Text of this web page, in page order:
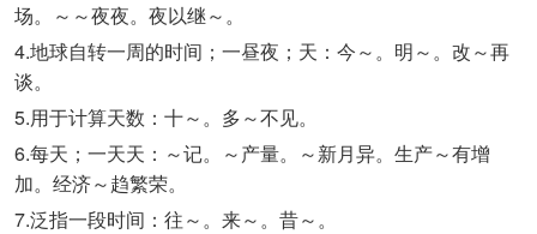
场。～～夜夜。夜以继～。
4.地球自转一周的时间；一昼夜；天 ：今～。明～。改～再
谈。
5.用于计算天数 ：十～。多～不见。
6.每天；一天天 ：～记。～产量。～新月异。生产～有增
加。经济～趋繁荣。
7.泛指一段时间 ：往～。来～。昔～。